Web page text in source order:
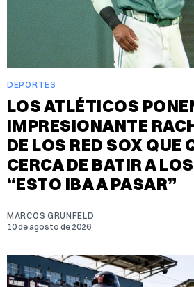
DEPORTES
LOS ATLÉTICOS
IMPRESIONANTE
DE LOS RED SOX QUE
CERCA DE BATIR A
“ESTO IBA A PASAR”
MARCOS GRUNFELD
10 de agosto de 2026